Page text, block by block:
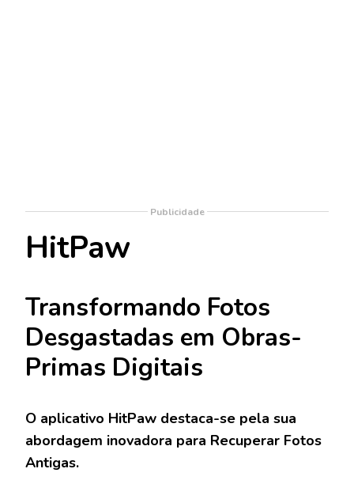
Publicidade
HitPaw
Transformando Fotos
Desgastadas em Obras-
Primas Digitais
O aplicativo HitPaw destaca-se pela sua
abordagem inovadora para Recuperar Fotos
Antigas.